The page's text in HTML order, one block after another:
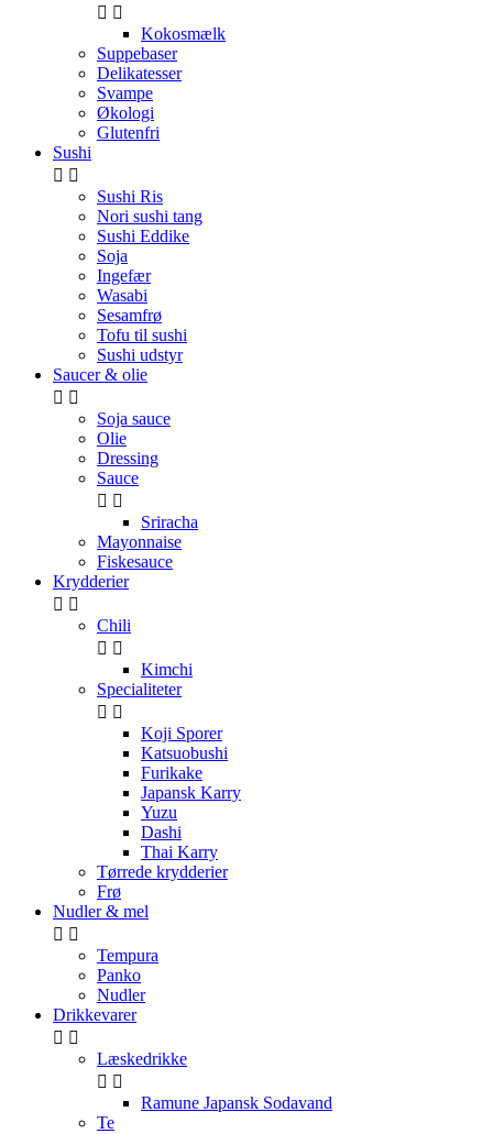
 
Kokosmælk
Suppebaser
Delikatesser
Svampe
Økologi
Glutenfri
Sushi
 
Sushi Ris
Nori sushi tang
Sushi Eddike
Soja
Ingefær
Wasabi
Sesamfrø
Tofu til sushi
Sushi udstyr
Saucer & olie
 
Soja sauce
Olie
Dressing
Sauce
 
Sriracha
Mayonnaise
Fiskesauce
Krydderier
 
Chili
 
Kimchi
Specialiteter
 
Koji Sporer
Katsuobushi
Furikake
Japansk Karry
Yuzu
Dashi
Thai Karry
Tørrede krydderier
Frø
Nudler & mel
 
Tempura
Panko
Nudler
Drikkevarer
 
Læskedrikke
 
Ramune Japansk Sodavand
Te